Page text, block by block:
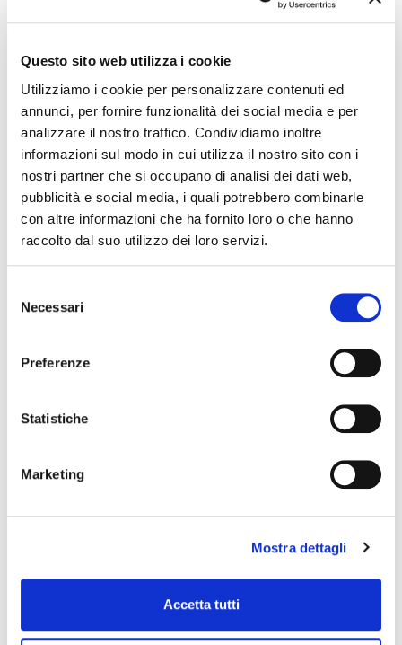
Questo sito web utilizza i cookie
Utilizziamo i cookie per personalizzare contenuti ed
annunci, per fornire funzionalità dei social media e per
analizzare il nostro traffico. Condividiamo inoltre
informazioni sul modo in cui utilizza il nostro sito con i
nostri partner che si occupano di analisi dei dati web,
pubblicità e social media, i quali potrebbero combinarle
con altre informazioni che ha fornito loro o che hanno
raccolto dal suo utilizzo dei loro servizi.
delNecessari
Preferenze
Statistiche
Marketing
Mostra dettagli
Accetta tutti
€ 10 con drink dalle 18.00 alle 22.00
*Area food con punti ristoro attivi per tutta la durata
dell’evento*
The editorial team is not responsible for any inaccuracies or
changes in the program of events reported. In case of
cancellation, variation, modification of the information of an
event you can write toinfotur@comune.fe.it.